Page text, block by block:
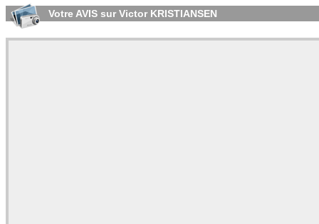
Votre AVIS sur Victor KRISTIANSEN